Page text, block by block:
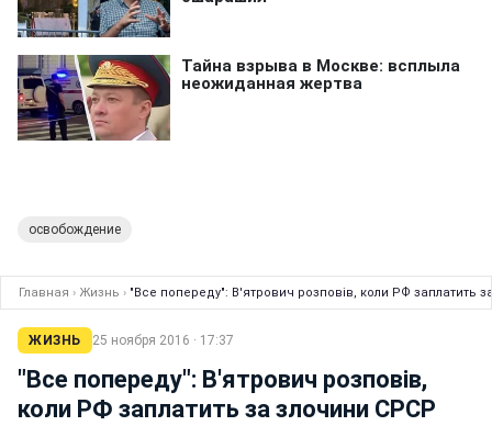
освобождение
Главная › Жизнь › "Все попереду": В'ятрович розповів, коли РФ заплатить
ЖИЗНЬ 25 ноября 2016 · 17:37
"Все попереду": В'ятрович розповів,
коли РФ заплатить за злочини СРСР